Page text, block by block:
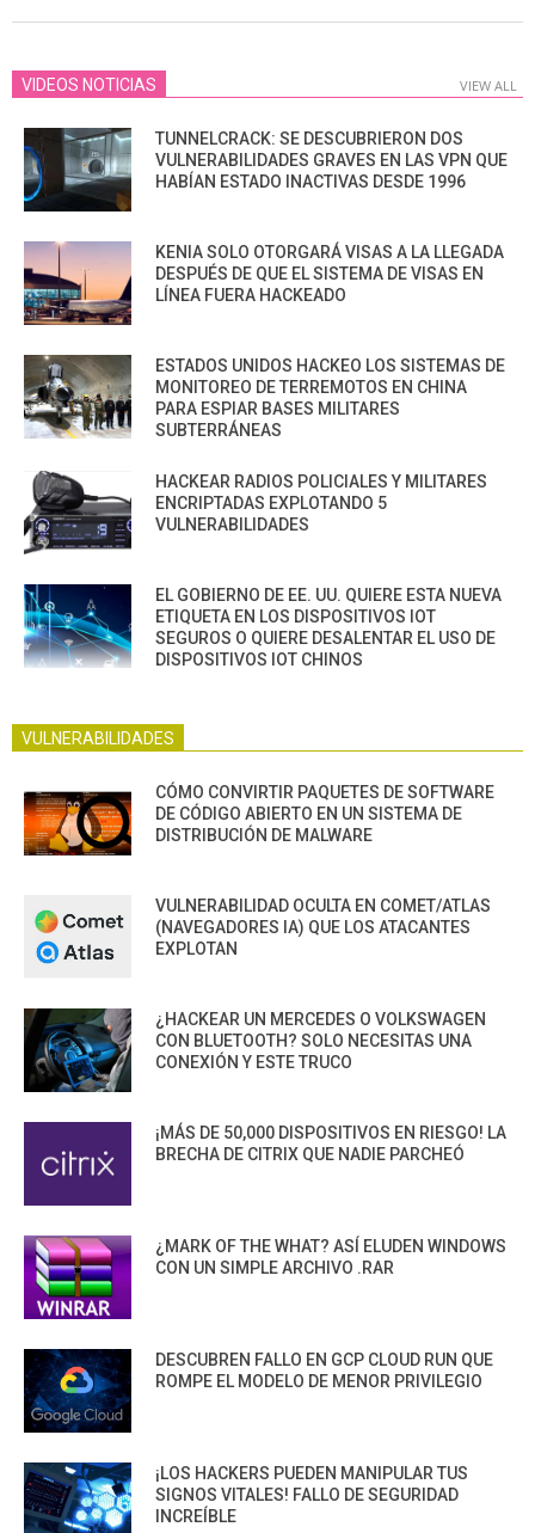
VIDEOS NOTICIAS VIEW ALL
TUNNELCRACK: SE DESCUBRIERON DOS
VULNERABILIDADES GRAVES EN LAS VPN QUE
HABÍAN ESTADO INACTIVAS DESDE 1996
KENIA SOLO OTORGARÁ VISAS A LA LLEGADA
DESPUÉS DE QUE EL SISTEMA DE VISAS EN
LÍNEA FUERA HACKEADO
ESTADOS UNIDOS HACKEO LOS SISTEMAS DE
MONITOREO DE TERREMOTOS EN CHINA
PARA ESPIAR BASES MILITARES
SUBTERRÁNEAS
HACKEAR RADIOS POLICIALES Y MILITARES
ENCRIPTADAS EXPLOTANDO 5
VULNERABILIDADES
EL GOBIERNO DE EE. UU. QUIERE ESTA NUEVA
ETIQUETA EN LOS DISPOSITIVOS IOT
SEGUROS O QUIERE DESALENTAR EL USO DE
DISPOSITIVOS IOT CHINOS
VULNERABILIDADES
CÓMO CONVIRTIR PAQUETES DE SOFTWARE
DE CÓDIGO ABIERTO EN UN SISTEMA DE
DISTRIBUCIÓN DE MALWARE
VULNERABILIDAD OCULTA EN COMET/ATLAS
(NAVEGADORES IA) QUE LOS ATACANTES
EXPLOTAN
¿HACKEAR UN MERCEDES O VOLKSWAGEN
CON BLUETOOTH? SOLO NECESITAS UNA
CONEXIÓN Y ESTE TRUCO
¡MÁS DE 50,000 DISPOSITIVOS EN RIESGO! LA
BRECHA DE CITRIX QUE NADIE PARCHEÓ
¿MARK OF THE WHAT? ASÍ ELUDEN WINDOWS
CON UN SIMPLE ARCHIVO .RAR
DESCUBREN FALLO EN GCP CLOUD RUN QUE
ROMPE EL MODELO DE MENOR PRIVILEGIO
¡LOS HACKERS PUEDEN MANIPULAR TUS
SIGNOS VITALES! FALLO DE SEGURIDAD
INCREÍBLE